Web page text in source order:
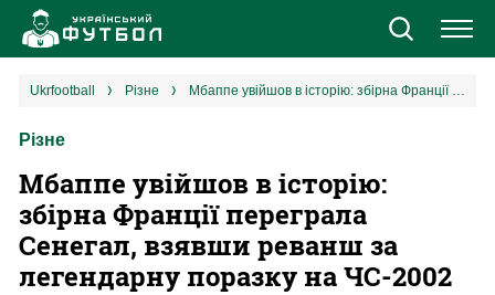
Новини
Єврокубки
УПЛ
ukrfootball різне Мбаппе увійшов в історію: збірна Франції переграла Сенегал, взявши реванш за легендарну поразку на ЧС-2002
Різне
Мбаппе увійшов в історію:
збірна Франції переграла
Сенегал, взявши реванш за
легендарну поразку на ЧС-2002